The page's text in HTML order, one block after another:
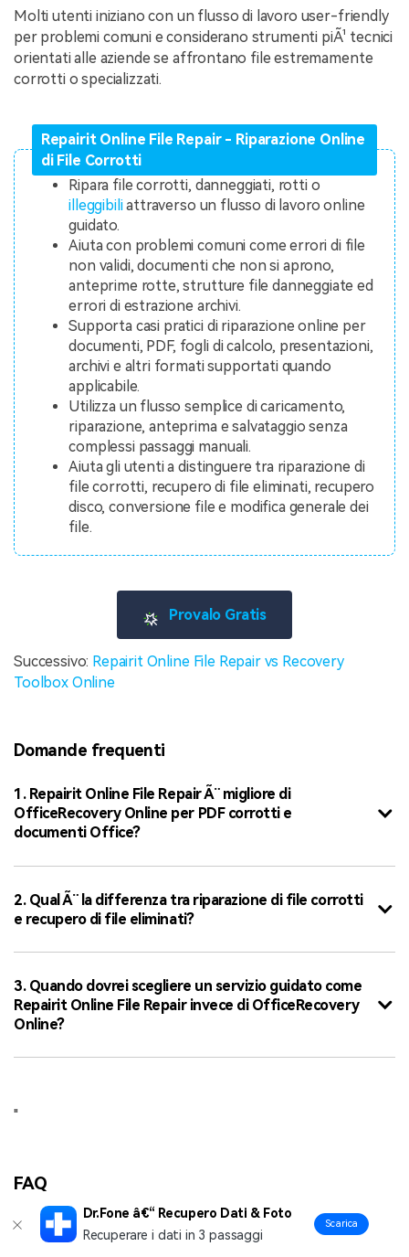
Molti utenti iniziano con un flusso di lavoro user-friendly
per problemi comuni e considerano strumenti piÃ¹ tecnici
orientati alle aziende se affrontano file estremamente
corrotti o specializzati.
Repairit Online File Repair - Riparazione Online
di File Corrotti
Ripara file corrotti, danneggiati, rotti o
illeggibiliattraverso un flusso di lavoro online
guidato.
Aiuta con problemi comuni come errori di file
non validi, documenti che non si aprono,
anteprime rotte, strutture file danneggiate ed
errori di estrazione archivi.
Supporta casi pratici di riparazione online per
documenti, PDF, fogli di calcolo, presentazioni,
archivi e altri formati supportati quando
applicabile.
Utilizza un flusso semplice di caricamento,
riparazione, anteprima e salvataggio senza
complessi passaggi manuali.
Aiuta gli utenti a distinguere tra riparazione di
file corrotti, recupero di file eliminati, recupero
disco, conversione file e modifica generale dei
file.
Provalo Gratis
Successivo: Repairit Online File Repair vs Recovery
Toolbox Online
Domande frequenti
1. Repairit Online File Repair Ã¨ migliore di
OfficeRecovery Online per PDF corrotti e
documenti Office?
2. Qual Ã¨ la differenza tra riparazione di file corrotti
e recupero di file eliminati?
3. Quando dovrei scegliere un servizio guidato come
Repairit Online File Repair invece di OfficeRecovery
Online?
"
FAQ
Lorem Ipsum is simply dummy text of the printing
Dr.Fone â€“ Recupero Dati & Foto
Recuperare i dati in 3 passaggi
Scarica